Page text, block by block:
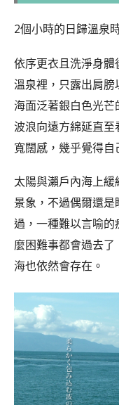
2個小時的日歸溫泉
依序更衣且洗淨身
溫泉裡，只露出肩
海面泛著銀白色光芒
波浪向遠方綿延直
寬闊感，幾乎覺得自
太陽與瀨戶內海上
景象，不過偶爾還
過，一種難以言喻
麼困難事都會過去
海也依然會存在。